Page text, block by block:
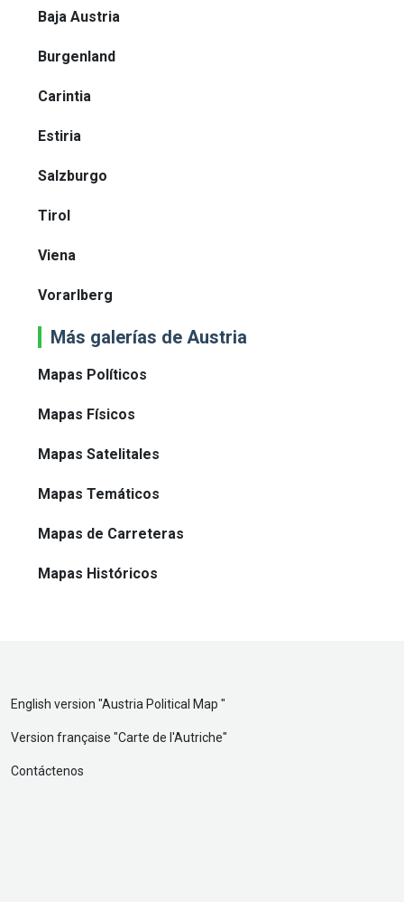
Baja Austria
Burgenland
Carintia
Estiria
Salzburgo
Tirol
Viena
Vorarlberg
Más galerías de Austria
Mapas Políticos
Mapas Físicos
Mapas Satelitales
Mapas Temáticos
Mapas de Carreteras
Mapas Históricos
English version "Austria Political Map "
Version française "Carte de l'Autriche"
Contáctenos